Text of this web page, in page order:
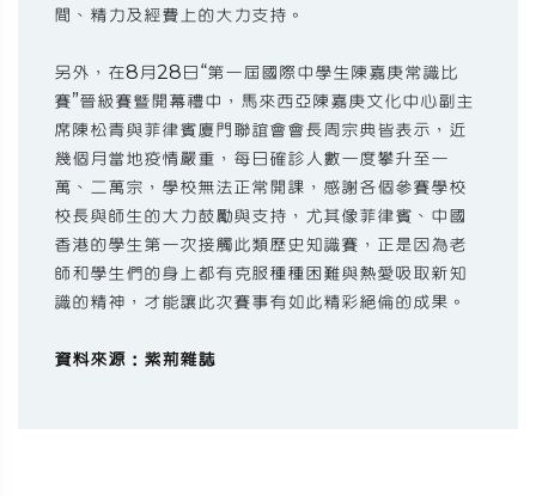
間、精力及經費上的大力支持。
另外，在8月28日“第一屆國際中學生陳嘉庚常識比
賽”晉級賽暨開幕禮中，馬來西亞陳嘉庚文化中心副主
席陳松青與菲律賓廈門聯誼會會長周宗典皆表示，近
幾個月當地疫情嚴重，每日確診人數一度攀升至一
萬、二萬宗，學校無法正常開課，感謝各個參賽學校
校長與師生的大力鼓勵與支持，尤其像菲律賓、中國
香港的學生第一次接觸此類歷史知識賽，正是因為老
師和學生們的身上都有克服種種困難與熱愛吸取新知
識的精神，才能讓此次賽事有如此精彩絕倫的成果。
資料來源：紫荊雜誌